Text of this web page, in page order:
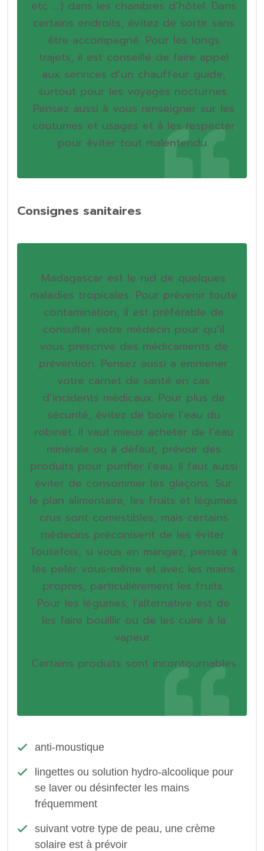
etc ….) dans les chambres d’hôtel. Dans
certains endroits, évitez de sortir sans
être accompagné. Pour les longs
trajets, il est conseillé de faire appel
aux services d’un chauffeur guide,
surtout pour les voyages nocturnes.
Pensez aussi à vous renseigner sur les
coutumes et usages et à les respecter
pour éviter tout malentendu.
Consignes sanitaires
Madagascar est le nid de quelques
maladies tropicales. Pour prévenir toute
contamination, il est préférable de
consulter votre médecin pour qu’il
vous prescrive des médicaments de
prévention. Pensez aussi a emmener
votre carnet de santé en cas
d’incidents médicaux. Pour plus de
sécurité, évitez de boire l’eau du
robinet. Il vaut mieux acheter de l’eau
minérale ou à défaut, prévoir des
produits pour purifier l’eau. Il faut aussi
éviter de consommer les glaçons. Sur
le plan alimentaire, les fruits et légumes
crus sont comestibles, mais certains
médecins préconisent de les éviter.
Toutefois, si vous en mangez, pensez à
les peler vous-même et avec les mains
propres, particulièrement les fruits.
Pour les légumes, l’alternative est de
les faire bouillir ou de les cuire à la
vapeur.
Certains produits sont incontournables
:
anti-moustique
lingettes ou solution hydro-alcoolique pour
se laver ou désinfecter les mains
fréquemment
suivant votre type de peau, une crème
solaire est à prévoir